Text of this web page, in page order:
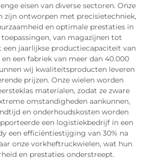
eisen van diverse sectoren. Onze
zijn ontworpen met precisietechniek,
en optimale prestaties in
van magazijnen tot
een jaarlijkse productiecapaciteit van
en een fabriek van meer dan 40.000
wij kwaliteitsproducten leveren
prijzen. Onze wielen worden
materialen, zodat ze zware
omstandigheden aankunnen,
en onderhoudskosten worden
een logistiekbedrijf in een
een efficiëntiestijging van 30% na
onze vorkheftruckwielen, wat hun
en prestaties onderstreept.